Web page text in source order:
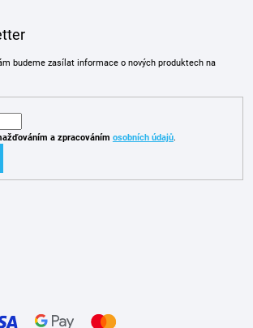
budeme zasílat informace o nových produktech na
a zpracováním osobních údajů.